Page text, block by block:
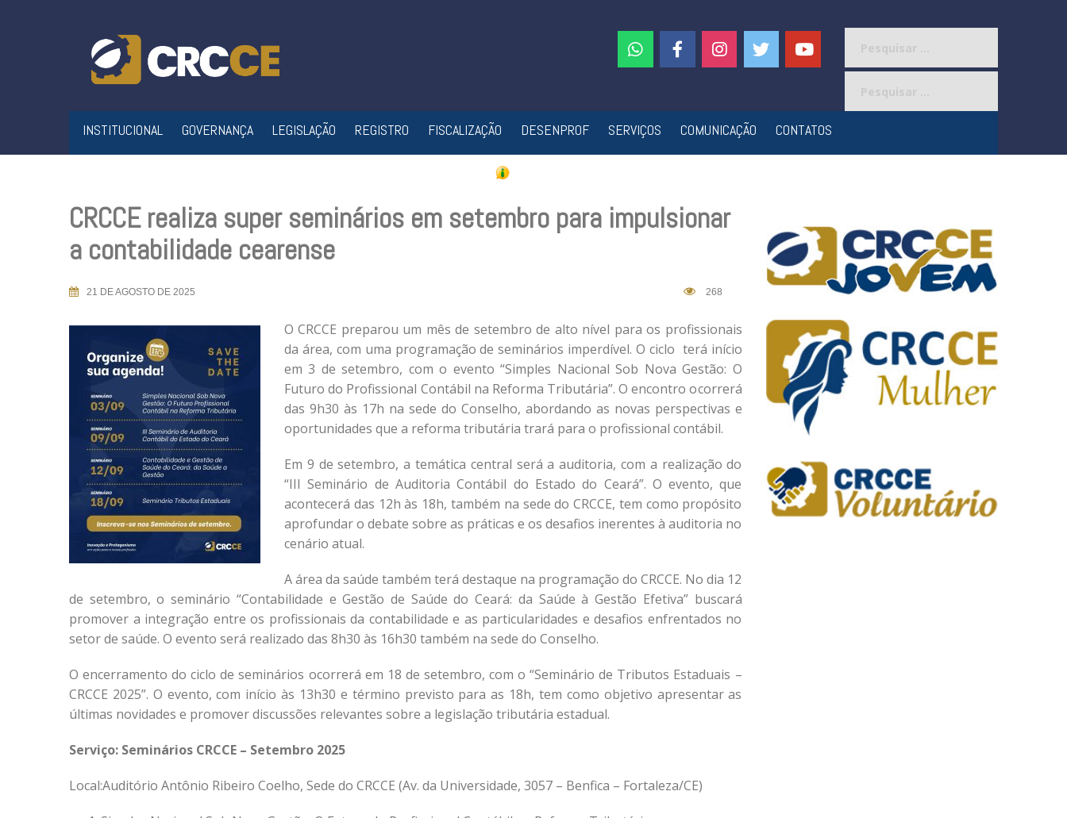
INSTITUCIONAL GOVERNANÇA LEGISLAÇÃO REGISTRO FISCALIZAÇÃO DESENPROF SERVIÇOS COMUNICAÇÃO CONTATOS
CRCCE realiza super seminários em setembro para impulsionar
a contabilidade cearense
21 DE AGOSTO DE 2025 268
O CRCCE preparou um mês de setembro de alto nível para os profissionais
da área, com uma programação de seminários imperdível. O ciclo terá início
em 3 de setembro, com o evento “Simples Nacional Sob Nova Gestão: O
Futuro do Profissional Contábil na Reforma Tributária”. O encontro ocorrerá
das 9h30 às 17h na sede do Conselho, abordando as novas perspectivas e
oportunidades que a reforma tributária trará para o profissional contábil.
Em 9 de setembro, a temática central será a auditoria, com a realização do
“III Seminário de Auditoria Contábil do Estado do Ceará”. O evento, que
acontecerá das 12h às 18h, também na sede do CRCCE, tem como propósito
aprofundar o debate sobre as práticas e os desafios inerentes à auditoria no
cenário atual.
A área da saúde também terá destaque na programação do CRCCE. No dia 12
de setembro, o seminário “Contabilidade e Gestão de Saúde do Ceará: da Saúde à Gestão Efetiva” buscará
promover a integração entre os profissionais da contabilidade e as particularidades e desafios enfrentados no
setor de saúde. O evento será realizado das 8h30 às 16h30 também na sede do Conselho.
O encerramento do ciclo de seminários ocorrerá em 18 de setembro, com o “Seminário de Tributos Estaduais –
CRCCE 2025”. O evento, com início às 13h30 e término previsto para as 18h, tem como objetivo apresentar as
últimas novidades e promover discussões relevantes sobre a legislação tributária estadual.
Serviço: Seminários CRCCE – Setembro 2025
Local:Auditório Antônio Ribeiro Coelho, Sede do CRCCE (Av. da Universidade, 3057 – Benfica – Fortaleza/CE)